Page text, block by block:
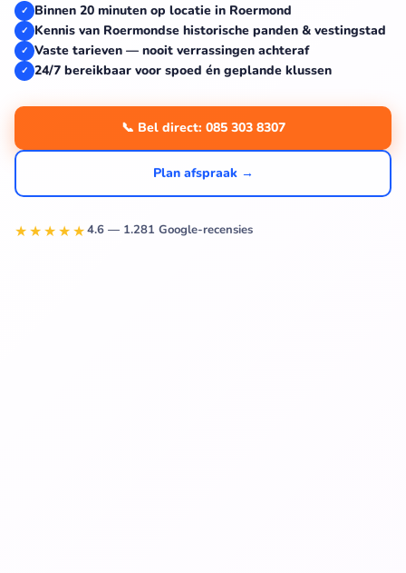
✓ Binnen 20 minuten op locatie in Roermond
✓ Kennis van Roermondse historische panden & vestingstad
✓ Vaste tarieven — nooit verrassingen achteraf
✓ 24/7 bereikbaar voor spoed én geplande klussen
📞 Bel direct: 085 303 8307
Plan afspraak →
★★★★★4.6 — 1.281 Google-recensies